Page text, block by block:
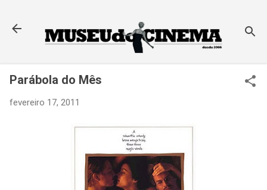
Parábola do Mês
fevereiro 17, 2011